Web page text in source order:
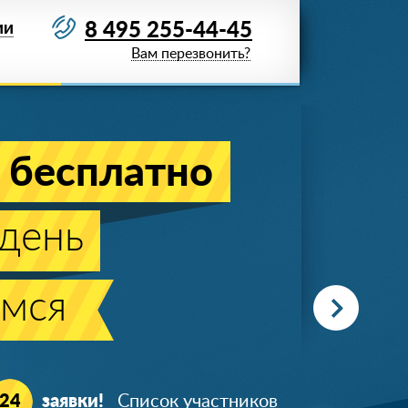
8 495 255-44-45
Вам перезвонить?
24 заявки! Список участников
+7 (919) 723-**-*5